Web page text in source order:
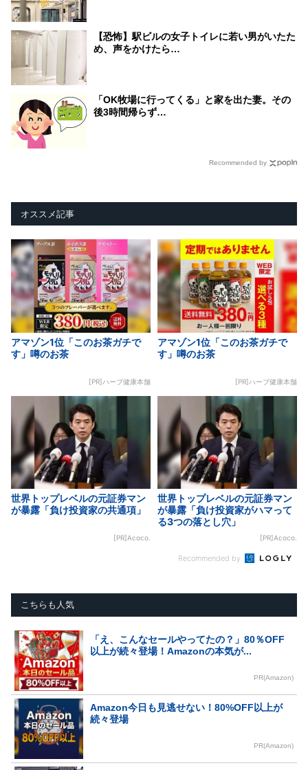
【恐怖】駅ビルの女子トイレに若い男がいたた
め、声をかけたら…
「OK牧場に行ってくる」と家を出た妻。その
後3時間帰らず…
Recommended by
オススメ記事
アマゾン1位「このお茶ガチで
す」噂のお茶
[PR]ハーブ健康本舗
アマゾン1位「このお茶ガチで
す」噂のお茶
[PR]ハーブ健康本舗
世界トップレベルの元証券マン
が暴露「負け投資家の共通項」
[PR]Acoco.
世界トップレベルの元証券マン
が暴露「負け投資家がハマって
る3つの落とし穴」
[PR]Acoco.
Recommended by
こちらも人気
「え、こんなセールやってたの？」80％OFF
以上が続々登場！Amazonの本気が...
PR(Amazon)
Amazon今日も見逃せない！80%OFF以上が
続々登場
PR(Amazon)